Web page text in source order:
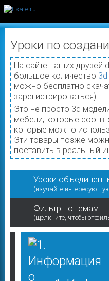
Уроки по
На сайте наших друзей
большое количество
можно бесплатно
зарегистрироваться).
Это не просто 3d
мебели, которые
которые можно
Эти товары позже
поставить в реальный
Уроки
(изучайте
Фильтр по темам
(щелкните, чтобы